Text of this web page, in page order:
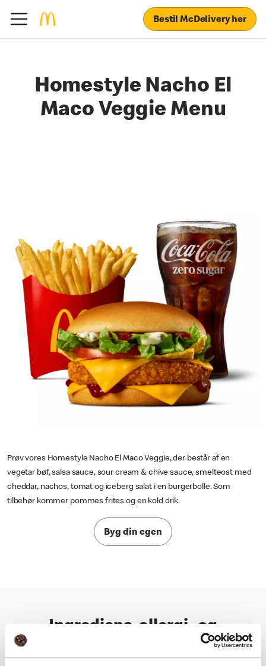
Bestil McDelivery her
Homestyle Nacho El
Maco Veggie Menu
Prøv vores Homestyle Nacho El Maco Veggie, der består af en
vegetar bøf, salsa sauce, sour cream & chive sauce, smelteost med
cheddar, nachos, tomat og iceberg salat i en burgerbolle. Som
tilbehør kommer pommes frites og en kold drik.
Byg din egen
Ingrediens, allergi- og
næringsoplysning